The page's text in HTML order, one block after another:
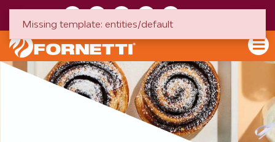
Missing template: entities/default